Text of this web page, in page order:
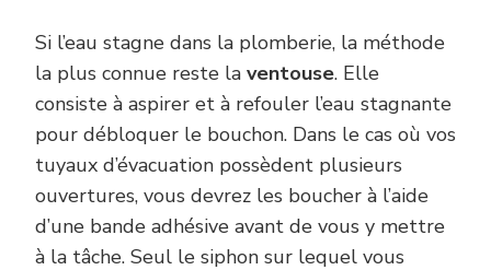
Si l’eau stagne dans la plomberie, la méthode
la plus connue reste la ventouse. Elle
consiste à aspirer et à refouler l’eau stagnante
pour débloquer le bouchon. Dans le cas où vos
tuyaux d’évacuation possèdent plusieurs
ouvertures, vous devrez les boucher à l’aide
d’une bande adhésive avant de vous y mettre
à la tâche. Seul le siphon sur lequel vous